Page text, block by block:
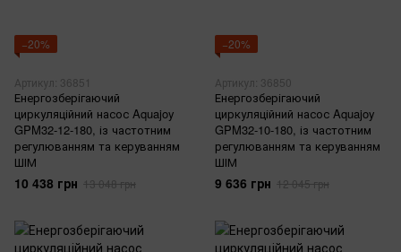
−20%
Артикул: 36851
Енергозберігаючий
циркуляційний насос Aquajoy
GPM32-12-180, із частотним
регулюванням та керуванням
ШІМ
10 438 грн 13 048 грн
−20%
Артикул: 36850
Енергозберігаючий
циркуляційний насос Aquajoy
GPM32-10-180, із частотним
регулюванням та керуванням
ШІМ
9 636 грн 12 045 грн